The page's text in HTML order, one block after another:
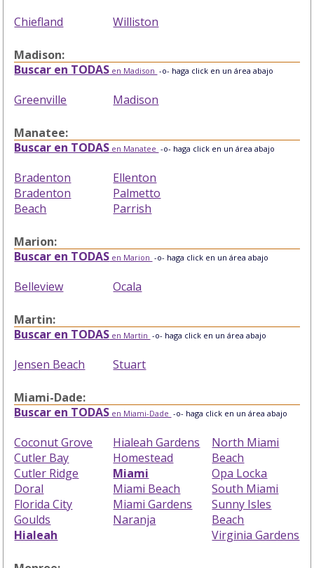
Chiefland Williston
Madison:
Buscar en TODAS en Madison -o- haga click en un área abajo
Greenville Madison
Manatee:
Buscar en TODAS en Manatee -o- haga click en un área abajo
Bradenton
Bradenton
Beach
Ellenton
Palmetto
Parrish
Marion:
Buscar en TODAS en Marion -o- haga click en un área abajo
Belleview Ocala
Martin:
Buscar en TODAS en Martin -o- haga click en un área abajo
Jensen Beach Stuart
Miami-Dade:
Buscar en TODAS en Miami-Dade -o- haga click en un área abajo
Coconut Grove
Cutler Bay
Cutler Ridge
Doral
Florida City
Goulds
Hialeah
Hialeah Gardens
Homestead
Miami
Miami Beach
Miami Gardens
Naranja
North Miami
Beach
Opa Locka
South Miami
Sunny Isles
Beach
Virginia Gardens